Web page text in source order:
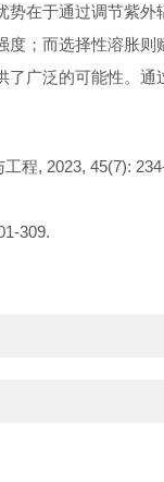
在于通过调节紫
；而选择性溶胀则
广泛的可能性。
程, 2023, 45(7):
309.